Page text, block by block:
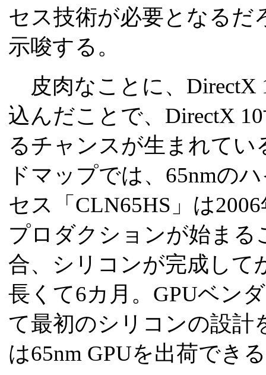
セス技術が必要となるだ
示唆する。
皮肉なことに、DirectX
込んだことで、DirectX
るチャンスが生まれてい
ドマップでは、65nmの
セス「CLN65HS」は
プロダクションが始まる
合、シリコンが完成して
長くて6カ月。GPUベン
て最初のシリコンの設計
は65nm GPUを出荷でき